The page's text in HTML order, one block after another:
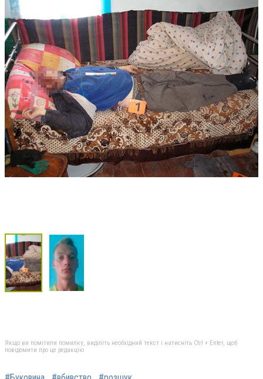
Якщо ви помітили помилку, виділіть необхідний текст і натисніть Ctrl + Enter, щоб
повідомити про це редакцію